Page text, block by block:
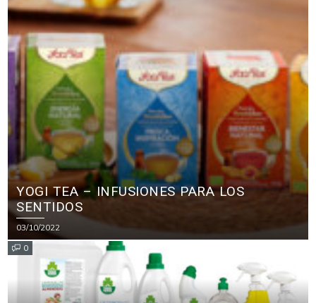
YOGI TEA – INFUSIONES PARA LOS
SENTIDOS
03/10/2022
0